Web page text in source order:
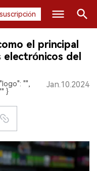
suscripción
Buscar
el principal
del
"",
}
Jan.10.2024